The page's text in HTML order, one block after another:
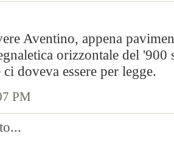
Aventino, appena
orizzontale del '900
doveva essere per legge.
PM